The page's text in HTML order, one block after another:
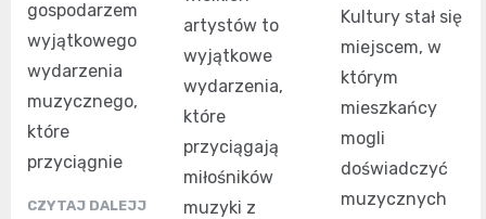
gospodarzem
wyjątkowego
wydarzenia
muzycznego,
które
przyciągnie
CZYTAJ DALEJJ
artystów to
wyjątkowe
wydarzenia,
które
przyciągają
miłośników
muzyki z
Kultury stał się
miejscem, w
którym
mieszkańcy
mogli
doświadczyć
muzycznych